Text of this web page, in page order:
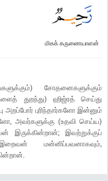
மிகக் கருணையாளன்
சோதனைகளுக்கும்
துறந்து) ஹிஜ்ரத் செய்து
அறப்போர் புரிந்தார்களோ இன்னும்
அவர்களுக்கு (உதவி செய்ய)
இருக்கின்றான்; இவற்றுக்குப்
மன்னிப்பவனாகவும்,